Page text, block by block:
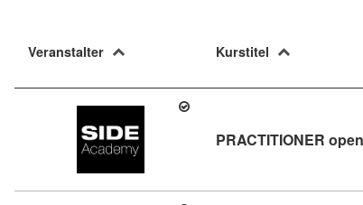
Veranstalter Kurstitel
PRACTITIONER